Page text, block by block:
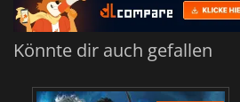
Könnte dir auch gefallen